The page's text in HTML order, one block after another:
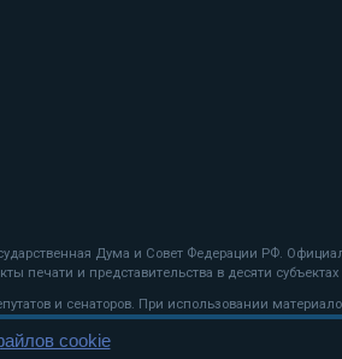
Дума и Совет Федерации РФ.
печати и представительства в десяти
и сенаторов. При использовании
cookie